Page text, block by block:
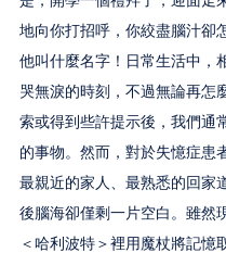
地向你打招呼，你絞盡腦汁卻
他叫什麼名字！日常生活中，
哭無淚的時刻，不過無論再怎
索或得到些許提示後，我們通
的事物。然而，對於失憶症患
最親近的家人、最熟悉的回家
後腦海卻僅剩一片空白。雖然
＜哈利波特＞裡用魔杖將記憶